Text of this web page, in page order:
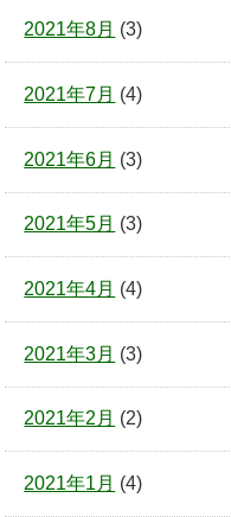
2021年8月 (3)
2021年7月 (4)
2021年6月 (3)
2021年5月 (3)
2021年4月 (4)
2021年3月 (3)
2021年2月 (2)
2021年1月 (4)